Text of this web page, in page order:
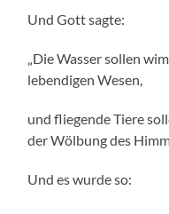
Und Gott sagte:
„Die Wasser sollen
lebendigen Wesen,
und fliegende Tiere
der Wölbung des
Und es wurde so: